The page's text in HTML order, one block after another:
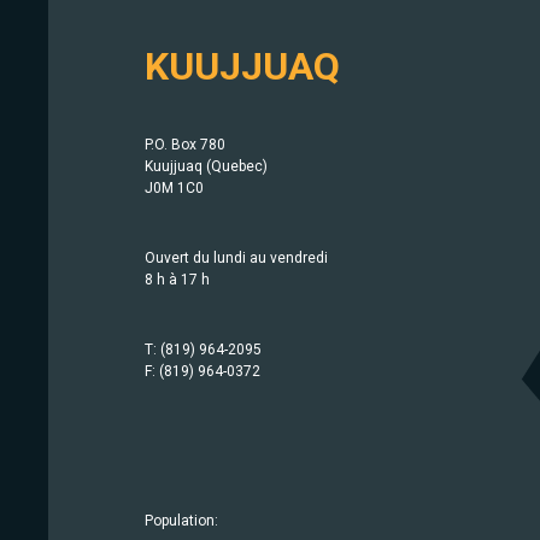
Population:
Population:
Population:
Population:
Population:
Population:
KUUJJUAQ
P.O. Box 780
Kuujjuaq (Quebec)
J0M 1C0
Ouvert du lundi au vendredi
8 h à 17 h
T: (819) 964-2095
F: (819) 964-0372
Population:
Population:
Population:
Population:
Population:
Population:
Population: